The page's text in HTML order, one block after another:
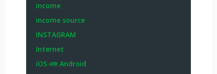
income
income source
INSTAGRAM
Internet
iOS এবং Android